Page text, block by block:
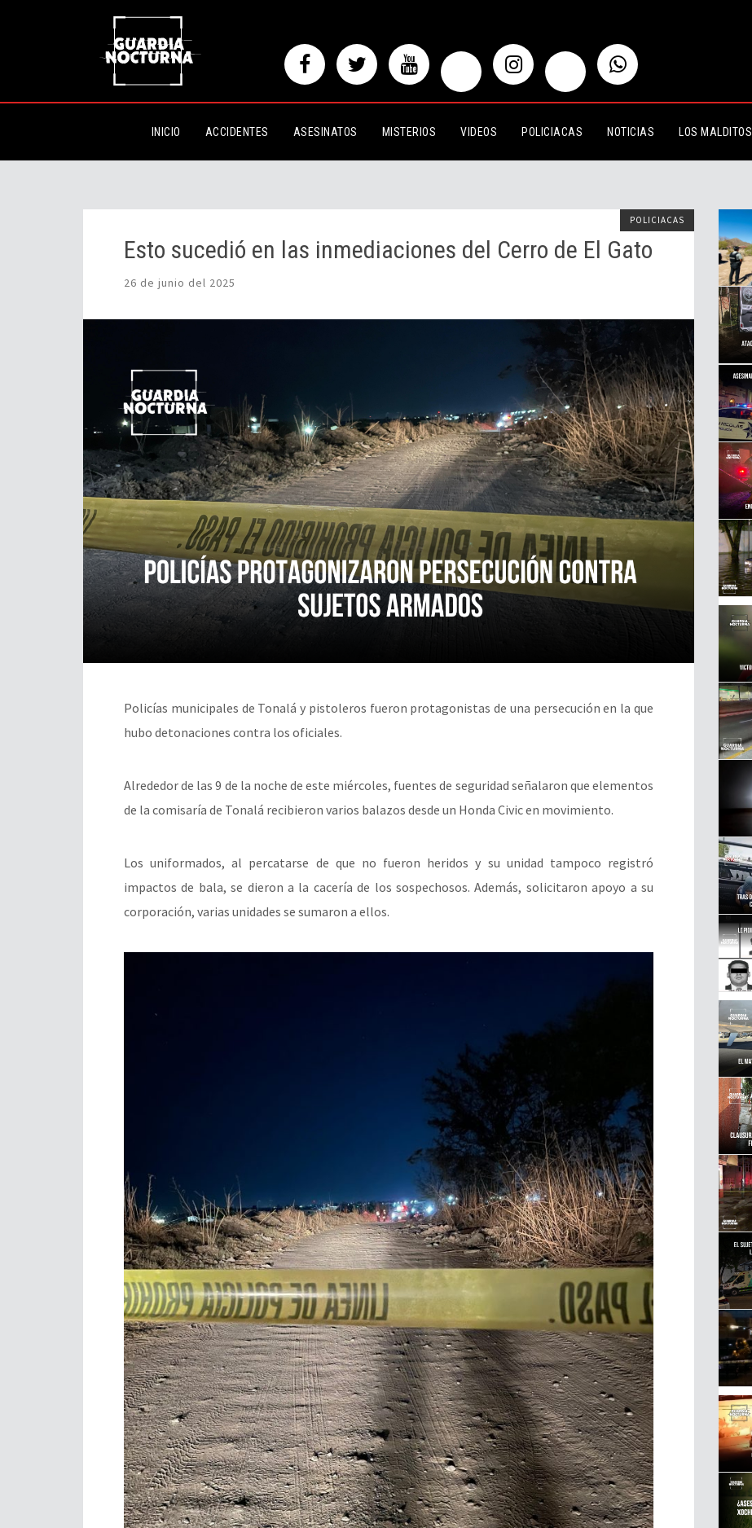
INICIO ACCIDENTES ASESINATOS MISTERIOS VIDEOS POLICIACAS NOTICIAS LOS MALDITOS
Esto sucedió en las inmediaciones del Cerro de El Gato
POLICIACAS
Esto sucedió en las inmediaciones del Cerro de El Gato
26 de junio del 2025
Policías municipales de Tonalá y pistoleros fueron protagonistas de una persecución en la que
hubo detonaciones contra los oficiales.
Alrededor de las 9 de la noche de este miércoles, fuentes de seguridad señalaron que elementos
de la comisaría de Tonalá recibieron varios balazos desde un Honda Civic en movimiento.
Los uniformados, al percatarse de que no fueron heridos y su unidad tampoco registró
impactos de bala, se dieron a la cacería de los sospechosos. Además, solicitaron apoyo a su
corporación, varias unidades se sumaron a ellos.